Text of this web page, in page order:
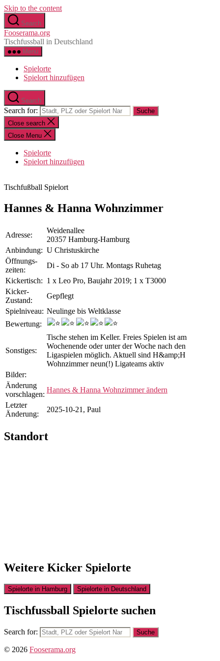
Skip to the content
Search
Fooserama.org
Tischfussball in Deutschland
Menu
Spielorte
Spielort hinzufügen
Search
Search for:
Close search
Close Menu
Spielorte
Spielort hinzufügen
Tischfußball Spielort
Hannes & Hanna Wohnzimmer
Adresse:
Weidenallee
20357 Hamburg-Hamburg
Anbindung: U Christuskirche
Öffnungs­
zeiten:
Di - So ab 17 Uhr. Montags Ruhetag
Kicker­tisch: 1 x Leo Pro, Baujahr 2019; 1 x T3000
Kicker-
Zustand:
Gepflegt
Spiel­niveau: Neulinge bis Weltklasse
Bewertung:
Sonstiges:
Tische stehen im Keller. Freies Spielen ist am
Wochenende oder unter der Woche nach den
Ligaspielen möglich. Aktuell sind H&amp;H
Wohnzimmer neun(!) Ligateams aktiv
Bilder:
Änderung
vorschlagen:
Hannes & Hanna Wohnzimmer ändern
Letzter
Änderung:
2025-10-21, Paul
Standort
Weitere Kicker Spielorte
Spielorte in Hamburg Spielorte in Deutschland
Tischfussball Spielorte suchen
Search for:
© 2026 Fooserama.org